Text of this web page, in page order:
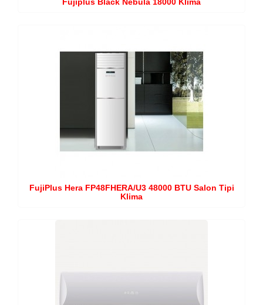
FujiPlus Hera FP48FHERA/U3 48000 BTU Salon Tipi
Klima